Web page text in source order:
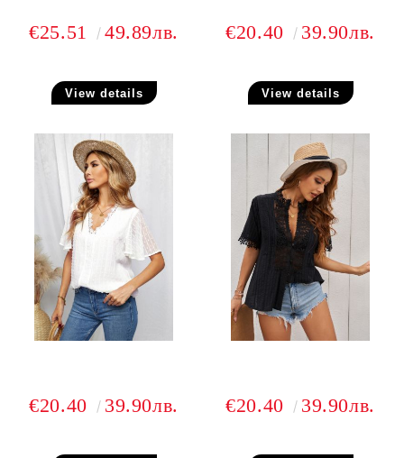
€25.51 49.89лв.
View details
€20.40 39.90лв.
View details
€20.40 39.90лв. €20.40 39.90лв.